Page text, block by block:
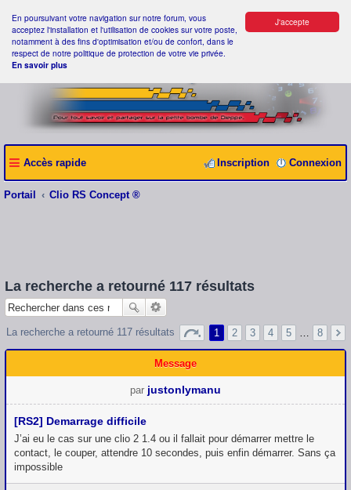
J'accepte
En poursuivant votre navigation sur notre forum, vous
acceptez l'installation et l'utilisation de cookies sur votre poste,
notamment à des fins d'optimisation et/ou de confort, dans le
respect de notre politique de protection de votre vie privée.
En savoir plus
Accès rapide Connexion
Inscription
Portail Clio RS Concept ®
La recherche a retourné 117 résultats
La recherche a retourné 117 résultats 1 2 3 4 5 … 8
Message
par justonlymanu
[RS2] Demarrage difficile
J’ai eu le cas sur une clio 2 1.4 ou il fallait pour démarrer mettre le
contact, le couper, attendre 10 secondes, puis enfin démarrer. Sans ça
impossible